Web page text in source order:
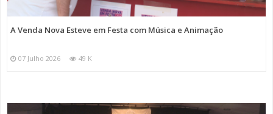
A Venda Nova Esteve em Festa com Música e Animação
07 Julho 2026 49 K